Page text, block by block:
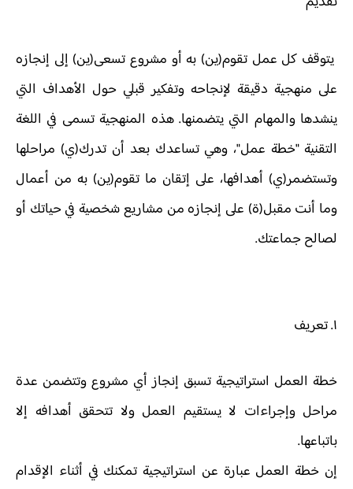
يتوقف كل عمل تقوم(ين) به أو مشروع تسعى(ين) إلى إنجازه
على منهجية دقيقة لإنجاحه وتفكير قبلي حول الأهداف التي
ينشدها والمهام التي يتضمنها. هذه المنهجية تسمى في اللغة
التقنية "خطة عمل"، وهي تساعدك بعد أن تدرك(ي) مراحلها
وتستضمر(ي) أهدافها، على إتقان ما تقوم(ين) به من أعمال
وما أنت مقبل(ة) على إنجازه من مشاريع شخصية في حياتك أو
لصالح جماعتك.
١. تعريف
خطة العمل استراتيجية تسبق إنجاز أي مشروع وتتضمن عدة
مراحل وإجراءات لا يستقيم العمل ولا تتحقق أهدافه إلا
باتباعها.
إن خطة العمل عبارة عن استراتيجية تمكنك في أثناء الإقدام